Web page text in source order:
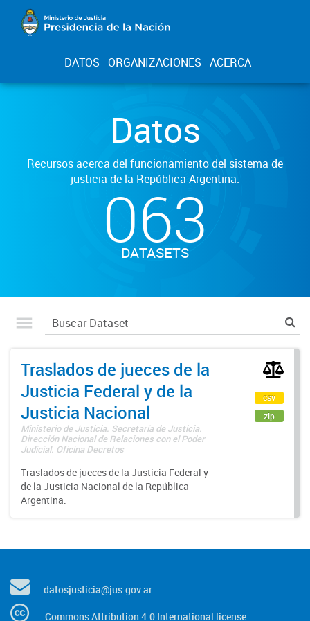
DATOS ORGANIZACIONES ACERCA
Datos
Recursos acerca del funcionamiento del sistema de
justicia de la República Argentina.
063
DATASETS
Traslados de jueces de la
Justicia Federal y de la
Justicia Nacional
Ministerio de Justicia. Secretaría de Justicia.
Dirección Nacional de Relaciones con el Poder
Judicial. Oficina Decretos
Traslados de jueces de la Justicia Federal y
de la Justicia Nacional de la República
Argentina.
csv
zip
datosjusticia@jus.gov.ar
Commons Attribution 4.0 International license